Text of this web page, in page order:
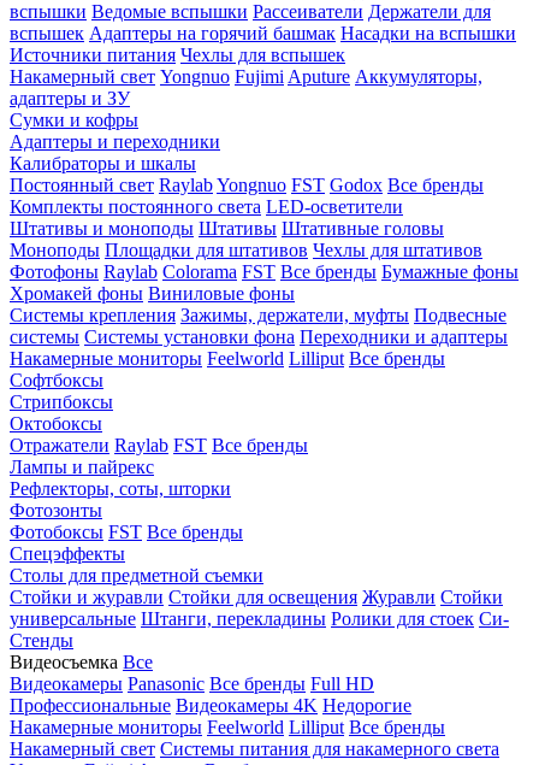
вспышки Ведомые вспышки Рассеиватели Держатели для
вспышек Адаптеры на горячий башмак Насадки на вспышки
Источники питания Чехлы для вспышек
Накамерный свет Yongnuo Fujimi Aputure Аккумуляторы,
адаптеры и ЗУ
Сумки и кофры
Адаптеры и переходники
Калибраторы и шкалы
Постоянный свет RaylabYongnuo FST Godox Все бренды
Комплекты постоянного света LED-осветители
Штативы и моноподы Штативы Штативные головы
Моноподы Площадки для штативов Чехлы для штативов
Фотофоны Raylab Colorama FST Все бренды Бумажные фоны
Хромакей фоны Виниловые фоны
Системы крепления Зажимы, держатели, муфты Подвесные
системы Системы установки фона Переходники и адаптеры
Накамерные мониторы Feelworld Lilliput Все бренды
Софтбоксы
Стрипбоксы
Октобоксы
Отражатели Raylab FST Все бренды
Лампы и пайрекс
Рефлекторы, соты, шторки
Фотозонты
Фотобоксы FST Все бренды
Спецэффекты
Столы для предметной съемки
Стойки и журавли Стойки для освещения Журавли Стойки
универсальные Штанги, перекладины Ролики для стоек Си-
Стенды
Видеосъемка Все
Видеокамеры Panasonic Все бренды Full HD
Профессиональные Видеокамеры 4K Недорогие
Накамерные мониторы Feelworld Lilliput Все бренды
Накамерный свет Системы питания для накамерного света